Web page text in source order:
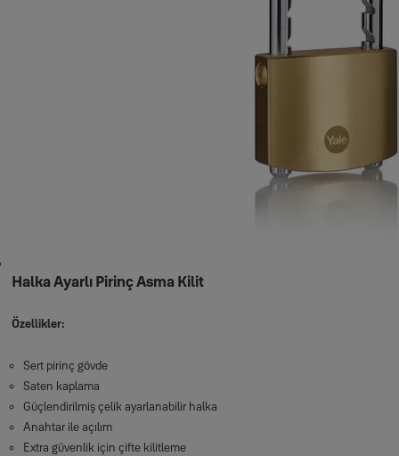
Halka Ayarlı Pirinç Asma Kilit
Özellikler:
Sert pirinç gövde
Saten kaplama
Güçlendirilmiş çelik ayarlanabilir halka
Anahtar ile açılım
Extra güvenlik için çifte kilitleme